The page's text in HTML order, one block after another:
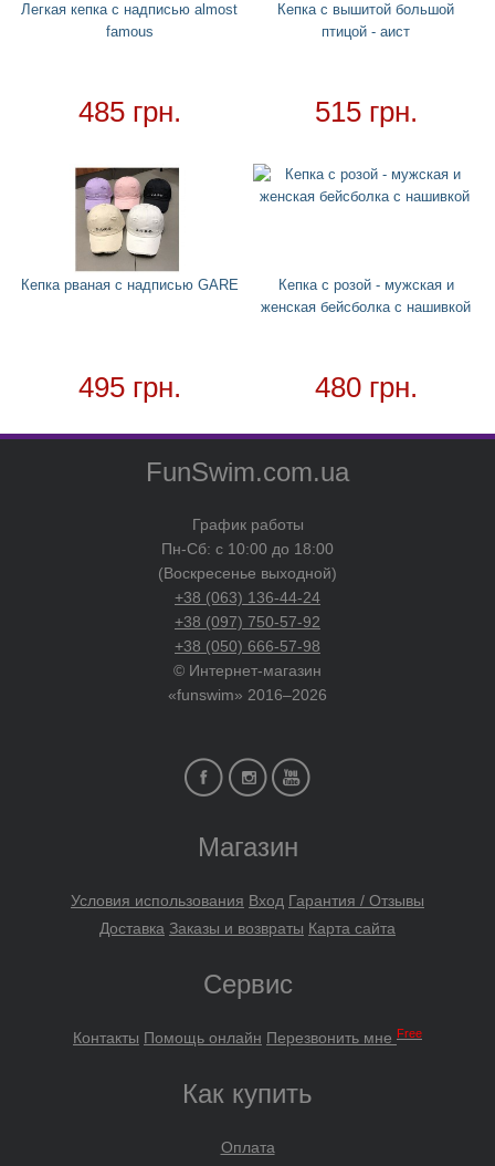
Купальники
+
Для дома
+
Легкая кепка c надписью almost
famous
485 грн.
Кепка с вышитой большой
птицой - аист
515 грн.
Кепка рваная с надписью GARE
495 грн.
Кепка с розой - мужская и
женская бейсболка с нашивкой
480 грн.
FunSwim.com.ua
График работы
Пн-Сб: с 10:00 до 18:00
(Воскресенье выходной)
+38 (063) 136-44-24
+38 (097) 750-57-92
+38 (050) 666-57-98
© Интернет-магазин
«funswim» 2016–2026
Магазин
Условия использования Вход Гарантия / Отзывы
Доставка Заказы и возвраты Карта сайта
Сервис
Контакты Помощь онлайн Перезвонить мне Free
Как купить
Оплата